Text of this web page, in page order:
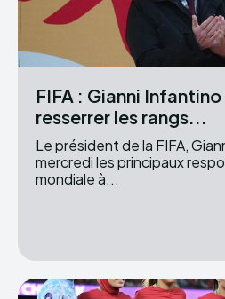
FIFA : Gianni
resserrer les rangs...
Le président de la FIFA,
mercredi les principaux
mondiale à...